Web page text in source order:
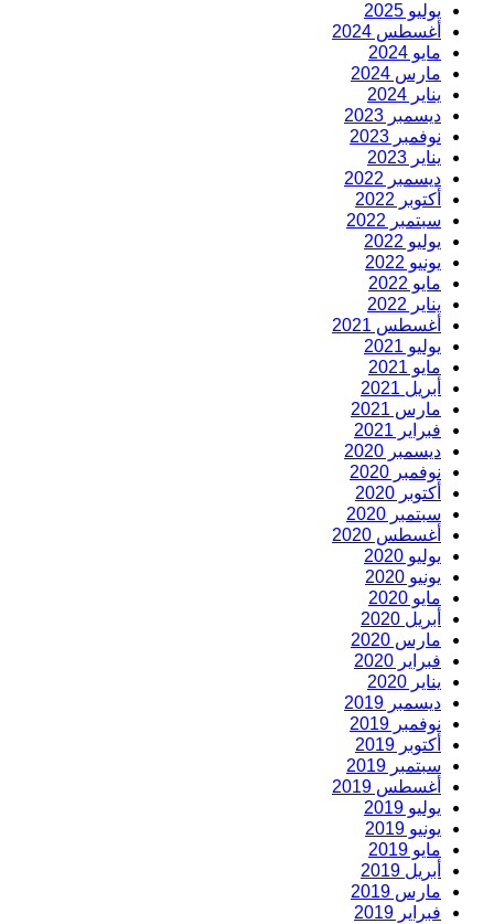
يوليو 2025
أغسطس 2024
مايو 2024
مارس 2024
يناير 2024
ديسمبر 2023
نوفمبر 2023
يناير 2023
ديسمبر 2022
أكتوبر 2022
سبتمبر 2022
يوليو 2022
يونيو 2022
مايو 2022
يناير 2022
أغسطس 2021
يوليو 2021
مايو 2021
أبريل 2021
مارس 2021
فبراير 2021
ديسمبر 2020
نوفمبر 2020
أكتوبر 2020
سبتمبر 2020
أغسطس 2020
يوليو 2020
يونيو 2020
مايو 2020
أبريل 2020
مارس 2020
فبراير 2020
يناير 2020
ديسمبر 2019
نوفمبر 2019
أكتوبر 2019
سبتمبر 2019
أغسطس 2019
يوليو 2019
يونيو 2019
مايو 2019
أبريل 2019
مارس 2019
فبراير 2019